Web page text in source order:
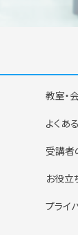
教室・
よくあ
受講者
お役立
プライ